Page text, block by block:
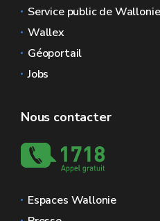
Service public de Wallonie
Wallex
Géoportail
Jobs
Nous contacter
Espaces Wallonie